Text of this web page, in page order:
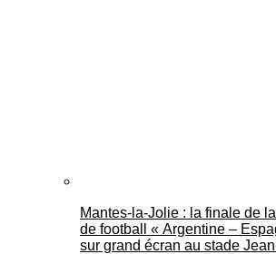
Mantes-la-Jolie : la finale de
de football « Argentine –
sur grand écran au stade